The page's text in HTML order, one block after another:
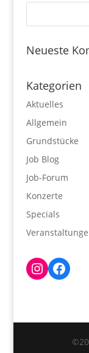
Neueste
Kategorien
Aktuelles
Allgemein
Grundstücke
Job Blog
Job-Forum
Konzerte
Specials
Instagram